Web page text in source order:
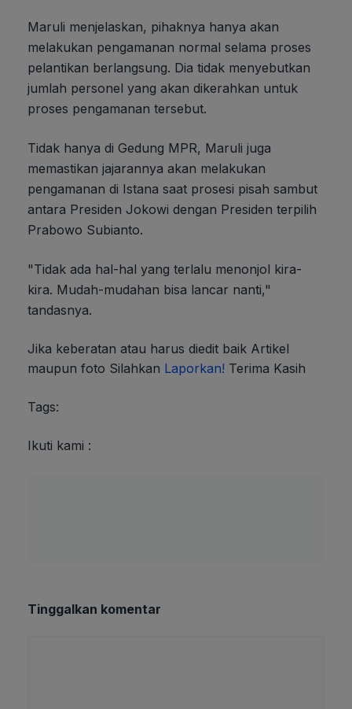
Maruli menjelaskan, pihaknya hanya akan
melakukan pengamanan normal selama proses
pelantikan berlangsung. Dia tidak menyebutkan
jumlah personel yang akan dikerahkan untuk
proses pengamanan tersebut.
Tidak hanya di Gedung MPR, Maruli juga
memastikan jajarannya akan melakukan
pengamanan di Istana saat prosesi pisah sambut
antara Presiden Jokowi dengan Presiden terpilih
Prabowo Subianto.
"Tidak ada hal-hal yang terlalu menonjol kira-
kira. Mudah-mudahan bisa lancar nanti,"
tandasnya.
Jika keberatan atau harus diedit baik Artikel
maupun foto Silahkan Laporkan! Terima Kasih
Tags:
Ikuti kami :
Tinggalkan komentar